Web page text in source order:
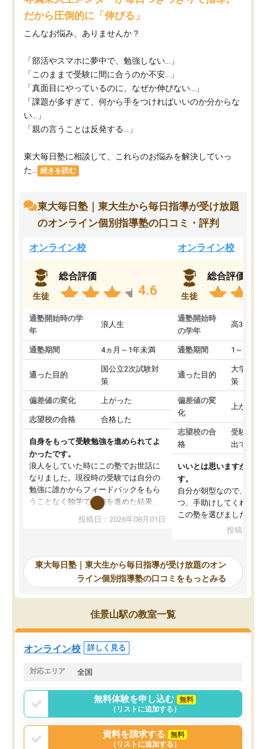
だから圧倒的に「伸びる」
こんなお悩み、ありませんか？
「部活やスマホに夢中で、勉強しない…」
「このままで受験に間に合うのか不安…」
「真面目にやっているのに、なぜか伸びない…」
「課題が多すぎて、何から手をつければいいのか分からな
い…」
「親の言うことは反発する…」
東大毎日塾に相談して、これらのお悩みを解決していっ
た...
続きを読む
東大毎日塾｜東大生から毎日指導が受け放題
のオンライン個別指導塾の口コミ・評判
オンライン校
生徒
総合評価
4.6
通塾開始時の学
年
浪人生
通塾期間 4ヵ月～1年未満
通った目的
国公立2次試験対
策
偏差値の変化 上がった
志望校の合格 合格した
自身をもって受験勉強を進められてよ
かったです。
浪人をしていた時にこの塾でお世話に
なりました。現役時の受験では自分の
勉強に誰かからフィードバックをもら
うことなく独学で勉強を進めた結果、
入試本番に地歴の学習が間に合わず不
合格となってしまいました。その経験
東大毎日塾にたどり着きました。学習
の長期計画や日々の勉強のやり方につ
いて客観的なアドバイスをいただけた
ので、自信をもって受験勉強を進める
ことができました。自分のように勉強
のやり方や進捗管理で苦労している方
には特におすすめしたい塾です。
投稿日：2026年08月01日
オンライン校
生徒
総合評価
通塾開始時
の学年
高3
通塾期間 1～3ヵ月
通った目的
大学入学
策
偏差値の変
化
上がった
志望校の合
格
受験して
出ていな
いいとは思いますが、料
す。
自分が朝型なので、自習
つ、手助けしてくれる設
この塾を選びました。
投稿日：
東大毎日塾｜東大生から毎日指導が受け放題のオン
ライン個別指導塾の口コミをもっとみる
佳景山駅の教室一覧
オンライン校 詳しく見る
対応エリア 全国
無料体験を申し込む
無料
（リストに追加する）
資料を請求する
無料
（リストに追加する）